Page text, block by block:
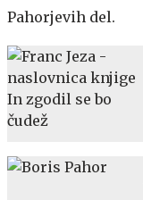
Pahorjevih del.